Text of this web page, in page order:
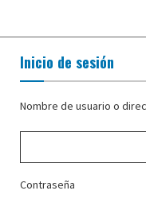
Inicio de sesión
Nombre de usuario o
Contraseña